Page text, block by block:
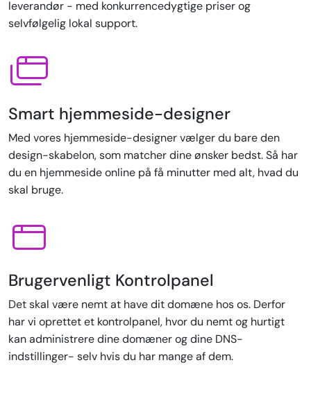
leverandør - med konkurrencedygtige priser og
selvfølgelig lokal support.
Smart hjemmeside-designer
Med vores hjemmeside-designer vælger du bare den
design-skabelon, som matcher dine ønsker bedst. Så har
du en hjemmeside online på få minutter med alt, hvad du
skal bruge.
Brugervenligt Kontrolpanel
Det skal være nemt at have dit domæne hos os. Derfor
har vi oprettet et kontrolpanel, hvor du nemt og hurtigt
kan administrere dine domæner og dine DNS-
indstillinger- selv hvis du har mange af dem.